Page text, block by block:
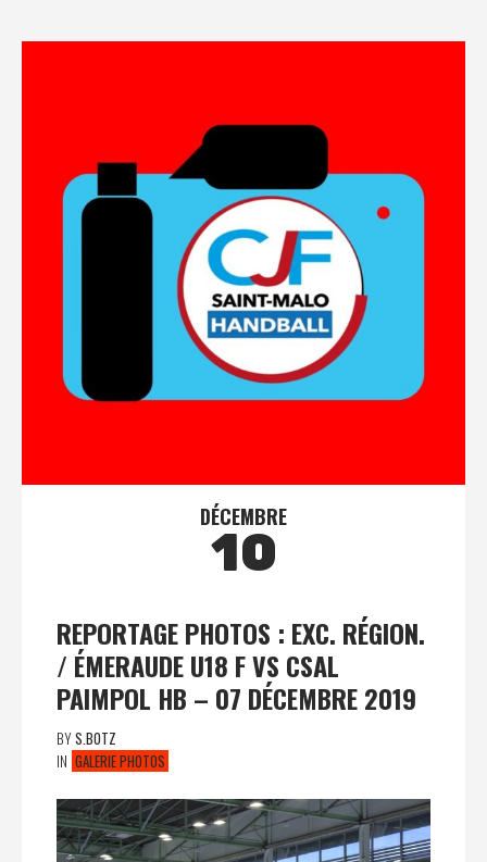
DÉCEMBRE
10
REPORTAGE PHOTOS : EXC. RÉGION.
/ ÉMERAUDE U18 F VS CSAL
PAIMPOL HB – 07 DÉCEMBRE 2019
BYS.BOTZ
IN GALERIE PHOTOS